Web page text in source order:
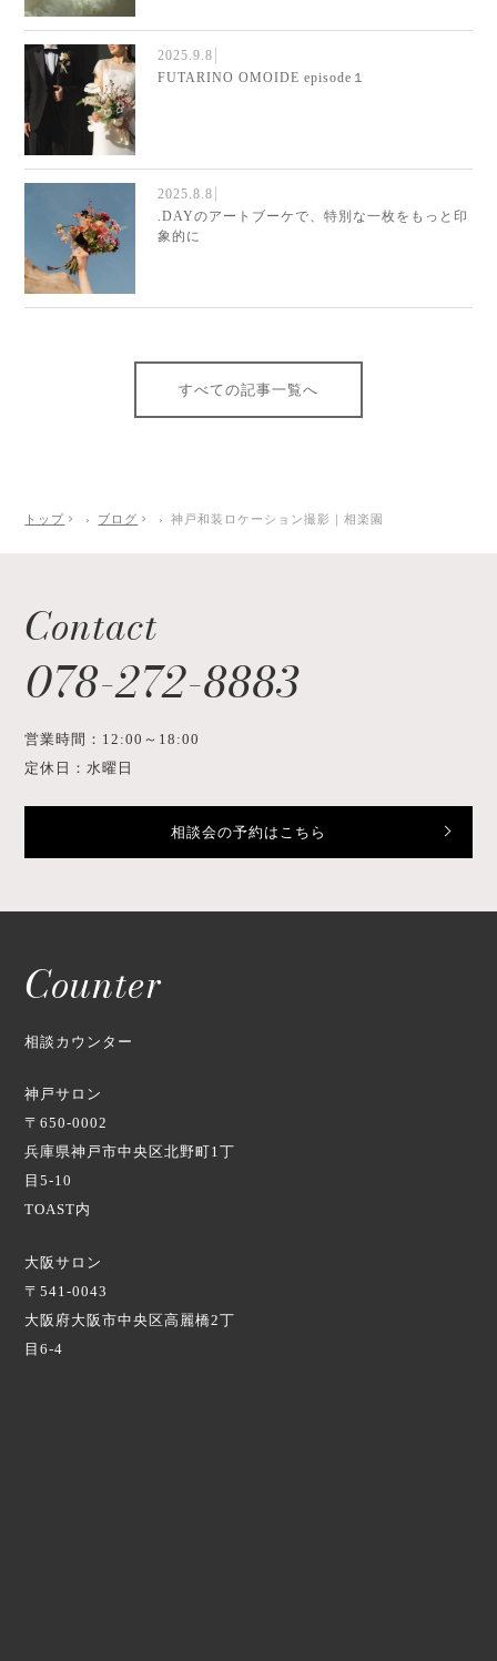
2025.9.8
FUTARINO OMOIDE episode１
2025.8.8
.DAYのアートブーケで、特別な一枚をもっと印
象的に
すべての記事一覧へ
トップ ブログ 神戸和装ロケーション撮影｜相楽園
Contact
078-272-8883
営業時間：12:00～18:00
定休日：水曜日
相談会の予約はこちら
Counter
相談カウンター
神戸サロン
〒650-0002
兵庫県神戸市中央区北野町1丁
目5-10
TOAST内
大阪サロン
〒541-0043
大阪府大阪市中央区高麗橋2丁
目6-4